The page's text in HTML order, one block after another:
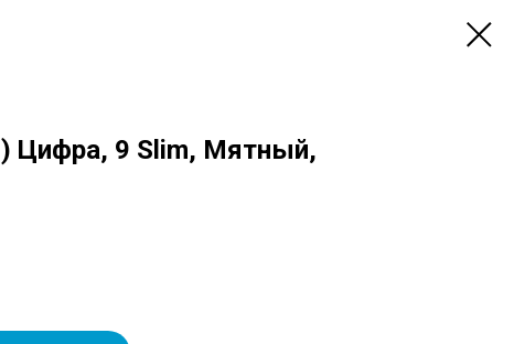
Цифра, 9 Slim, Мятный,